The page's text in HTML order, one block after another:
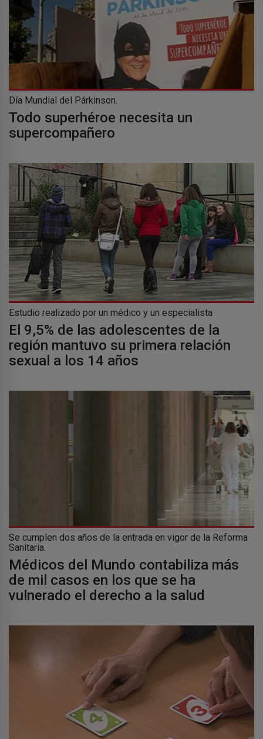
Día Mundial del Párkinson.
Todo superhéroe necesita un
supercompañero
Estudio realizado por un médico y un especialista
El 9,5% de las adolescentes de la
región mantuvo su primera relación
sexual a los 14 años
Se cumplen dos años de la entrada en vigor de la Reforma
Sanitaria.
Médicos del Mundo contabiliza más
de mil casos en los que se ha
vulnerado el derecho a la salud